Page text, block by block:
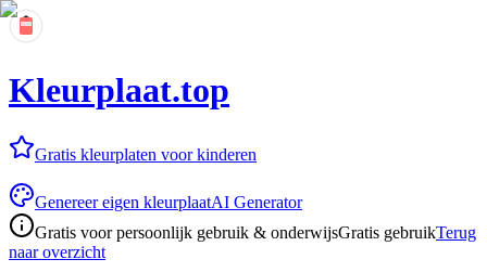
Kleurplaat.top
Gratis kleurplaten voor kinderen
Genereer eigen kleurplaatAI Generator
Gratis voor persoonlijk gebruik & onderwijsGratis gebruikTerug
naar overzicht